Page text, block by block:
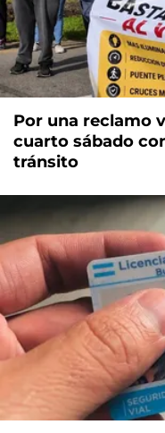
Por una reclamo
cuarto sábado
tránsito